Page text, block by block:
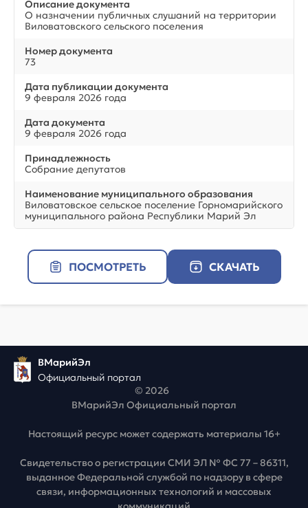
Описание документа
О назначении публичных слушаний на территории
Виловатовского сельского поселения
Номер документа
73
Дата публикации документа
9 февраля 2026 года
Дата документа
9 февраля 2026 года
Принадлежность
Собрание депутатов
Наименование муниципального образования
Виловатовское сельское поселение Горномарийского
муниципального района Республики Марий Эл
ПОСМОТРЕТЬ СКАЧАТЬ
ВМарийЭл
Официальный портал
© 2026
ВМарийЭл Официальный портал
Настоящий ресурс может содержать материалы 16+
Свидетельство о регистрации СМИ ЭЛ № ФС 77 – 86311,
выданное Федеральной службой по надзору в сфере
связи, информационных технологий и массовых